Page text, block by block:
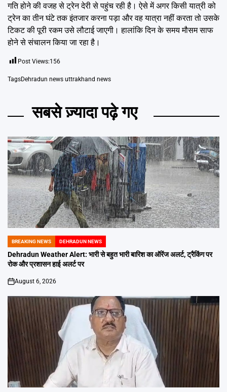
गति होने की वजह से ट्रेन देरी से पहुंच रही है। ऐसे में अगर किसी यात्री को
ट्रेन का तीन घंटे तक इंतजार करना पड़ा और वह यात्रा नहीं करता तो उसके
टिकट की पूरी रकम उसे लौटाई जाएगी। हालांकि दिन के समय मौसम साफ
होने से संचालन किया जा रहा है।
Post Views:156
TagsDehradun news uttrakhand news
सबसे ज़्यादा पढ़े गए
POSTED
IN
BREAKING NEWS DEHRADUN NEWS
Dehradun Weather Alert: भारी से बहुत भारी बारिश का ऑरेंज अलर्ट, ट्रैकिंग पर
रोक और प्रशासन हाई अलर्ट पर
on
August 6, 2026